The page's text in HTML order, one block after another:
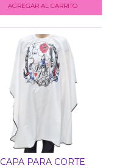
CAPA PARA CORTE